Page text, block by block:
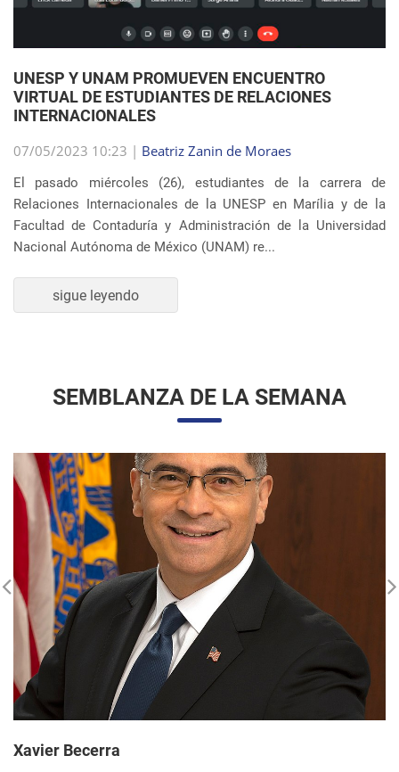
07/05/2023 10:23 | Beatriz Zanin de Moraes
El pasado miércoles (26), estudiantes de la carrera de
Facultad de Contaduría y Administración de la Universidad
Nacional Autónoma de México (UNAM) re...
sigue leyendo
SEMBLANZA DE LA SEMANA
Xavier Becerra
22/04/2025 17:23 |Editores
Xavier Becerra, abogado y político estadounidense, se
consolidó como una figura destacada dentro del Partido
Demócrata, tras una carrera que lo llevó desde sus humildes